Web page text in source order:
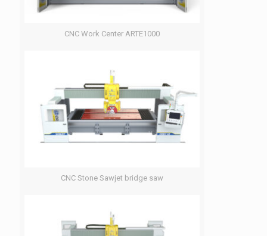
CNC Work Center ARTE1000
CNC Stone Sawjet bridge saw